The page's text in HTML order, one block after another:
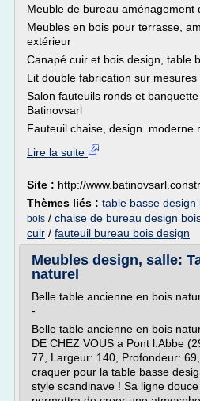
Meuble de bureau aménagement
Meubles en bois pour terrasse,
extérieur
Canapé cuir et bois design, table
Lit double fabrication sur mesures
Salon fauteuils ronds et
Batinovsarl
Fauteuil chaise, design moderne
Lire la suite
Site : http://
Thèmes liés : table basse design
bois / chaise de bureau design
cuir / fauteuil bureau bois design
Meubles design, salle:
naturel
Belle table ancienne en bois
-
Belle table ancienne en bois
DE CHEZ VOUS a Pont l.Abbe
77, Largeur: 140, Profondeur:
craquer pour la table basse
style scandinave ! Sa ligne